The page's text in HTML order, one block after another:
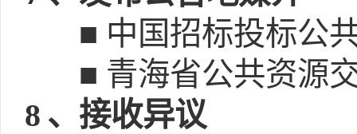
■ 中国招标投标公
■ 青海省公共资源
8 、接收异议